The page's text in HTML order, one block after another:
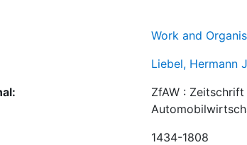
Work and
Liebel, Hermann
ZfAW :
1434-1808